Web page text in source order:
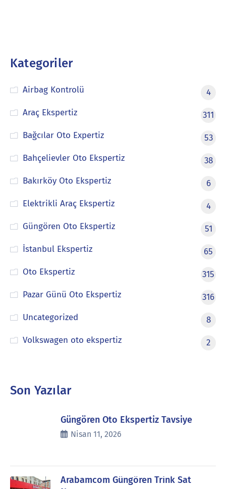
Kategoriler
Airbag Kontrolü
4
Araç Ekspertiz
311
Bağcılar Oto Expertiz
53
Bahçelievler Oto Ekspertiz
38
Bakırköy Oto Ekspertiz
6
Elektrikli Araç Ekspertiz
4
Güngören Oto Ekspertiz
51
İstanbul Ekspertiz
65
Oto Ekspertiz
315
Pazar Günü Oto Ekspertiz
316
Uncategorized
8
Volkswagen oto ekspertiz
2
Son Yazılar
Güngören Oto Ekspertiz Tavsiye
Nisan 11, 2026
Arabamcom Güngören Trink Sat